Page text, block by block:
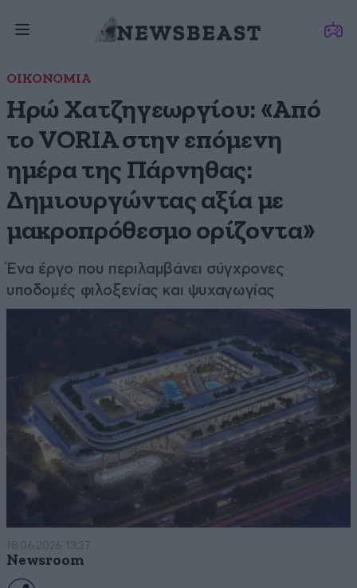
ΟΙΚΟΝΟΜΙΑ
Ηρώ Χατζηγεωργίου: «Από
το VORIA στην επόμενη
ημέρα της Πάρνηθας:
Δημιουργώντας αξία με
μακροπρόθεσμο ορίζοντα»
Ένα έργο που περιλαμβάνει σύγχρονες
υποδομές φιλοξενίας και ψυχαγωγίας
18·06·2026 13:27
Newsroom